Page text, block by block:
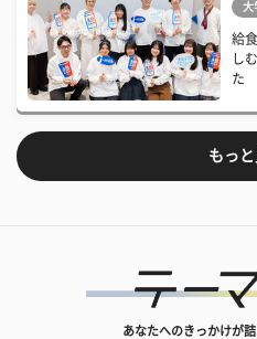
大
給
し
た
もっ
あなたへのきっかけが